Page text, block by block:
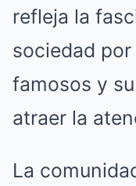
refleja la
sociedad
famosos y
atraer la
La